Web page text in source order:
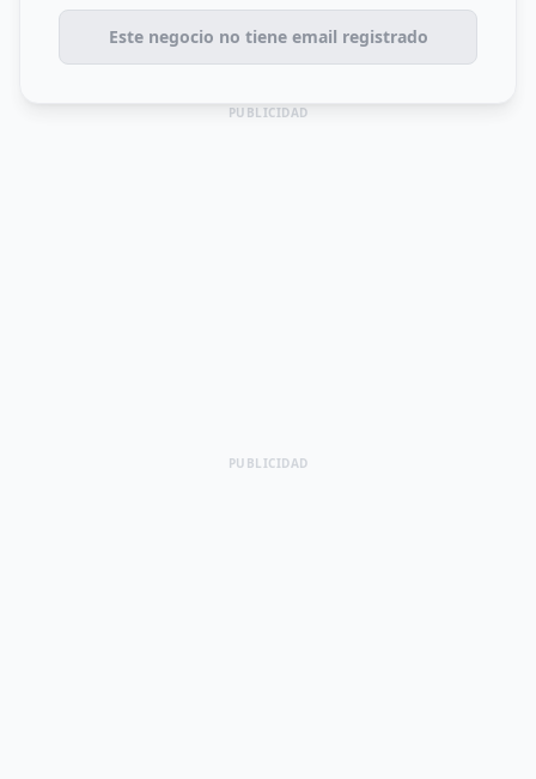
Este negocio no tiene email registrado
PUBLICIDAD
PUBLICIDAD